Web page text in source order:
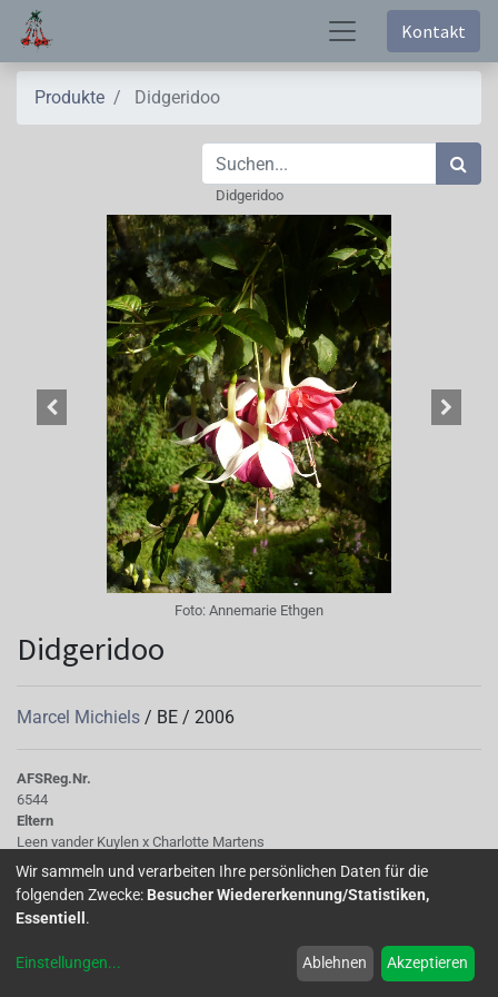
Kontakt
Produkte Didgeridoo
Didgeridoo
Foto: Annemarie Ethgen
Didgeridoo
Marcel Michiels / BE / 2006
AFSReg.Nr.
6544
Eltern
Leen vander Kuylen x Charlotte Martens
Ihre großen kontrastreichen Blüten sind ein besonderer
Hingucker. Ich habe sie im Halbschatten stehen,wo sie
willig blüht. Die Überwinterung im dunklen Keller übersteht
sie gut. ( entnommen aus Kurier 1-2018,Top10 von
Wir sammeln und verarbeiten Ihre persönlichen Daten für die
folgenden Zwecke: Besucher Wiedererkennung/Statistiken,
Essentiell .
Einstellungen... Ablehnen Akzeptieren